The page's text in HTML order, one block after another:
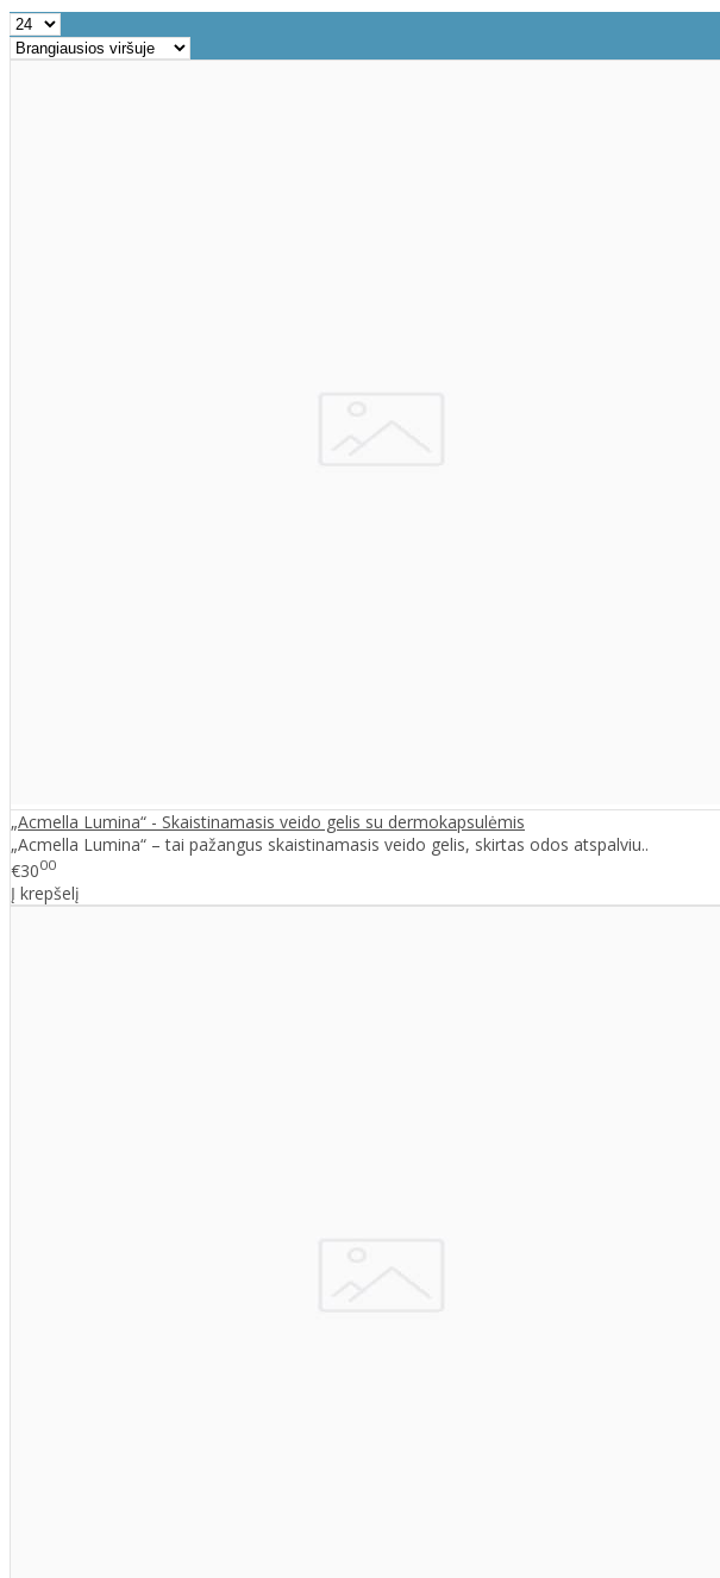
„Acmella Lumina“ - Skaistinamasis veido gelis su dermokapsulėmis
„Acmella Lumina“ – tai pažangus skaistinamasis veido gelis, skirtas odos atspalviu..
€3000
Į krepšelį